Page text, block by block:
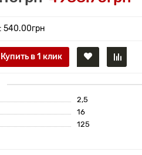
540.00грн
Купить в 1 клик
2,5
16
125